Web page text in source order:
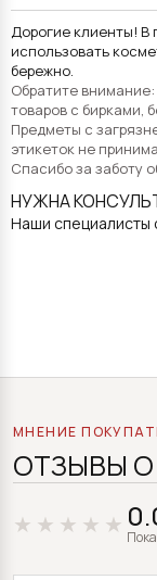
Дорогие клиенты! В
использовать
бережно.
Обратите внимание:
товаров с бирками,
Предметы с
этикеток не
Спасибо за заботу
НУЖНА
Наши специалисты
МНЕНИЕ
ОТЗЫВЫ О